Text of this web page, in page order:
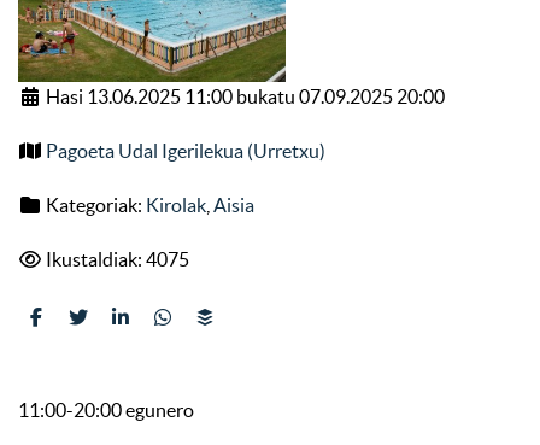
Hasi 13.06.2025 11:00 bukatu 07.09.2025 20:00
Pagoeta Udal Igerilekua (Urretxu)
Kategoriak: Kirolak Aisia
Ikustaldiak: 4075
11:00-20:00 egunero